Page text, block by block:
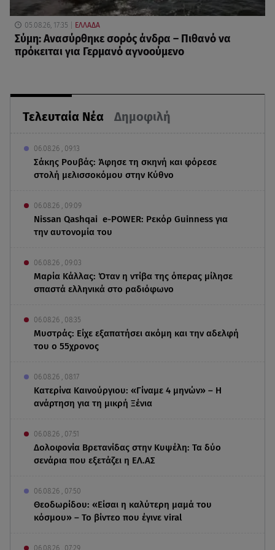
Τελευταία Νέα Δημοφιλή
06.08.26 , 09:13
Σάκης Ρουβάς: Άφησε τη σκηνή και φόρεσε
στολή μελισσοκόμου στην Κύθνο
06.08.26 , 09:09
Nissan Qashqai e-POWER: Ρεκόρ Guinness για
την αυτονομία του
06.08.26 , 09:03
Μαρία Κάλλας: Όταν η ντίβα της όπερας μίλησε
σπαστά ελληνικά στο ραδιόφωνο
06.08.26 , 08:35
Μυστράς: Είχε εξαπατήσει ακόμη και την αδελφή
του ο 55χρονος
06.08.26 , 08:17
Κατερίνα Καινούργιου: «Γίναμε 4 μηνών» – Η
ανάρτηση για τη μικρή Ξένια
06.08.26 , 07:51
Δολοφονία Βρετανίδας στην Κυψέλη: Τα δύο
σενάρια που εξετάζει η ΕΛ.ΑΣ
06.08.26 , 07:50
Θεοδωρίδου: «Είσαι η καλύτερη μαμά του
κόσμου» – Το βίντεο που έγινε viral
06.08.26 , 07:29
05.08.26, 17:35 ΕΛΛΑΔΑ
Σύμη: Ανασύρθηκε σορός άνδρα – Πιθανό να
πρόκειται για Γερμανό αγνοούμενο